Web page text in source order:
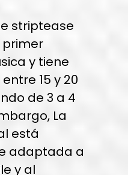
striptease
primer
y tiene
15 y 20
de 3 a 4
La
está
adaptada a
y al